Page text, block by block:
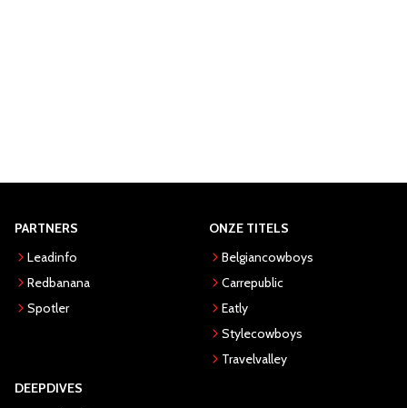
PARTNERS
Leadinfo
Redbanana
Spotler
ONZE TITELS
Belgiancowboys
Carrepublic
Eatly
Stylecowboys
Travelvalley
DEEPDIVES